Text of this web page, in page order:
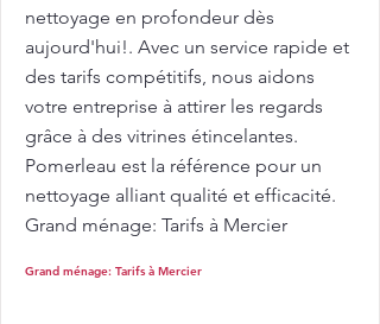
nettoyage en profondeur dès
aujourd'hui!. Avec un service rapide et
des tarifs compétitifs, nous aidons
votre entreprise à attirer les regards
grâce à des vitrines étincelantes.
Pomerleau est la référence pour un
nettoyage alliant qualité et efficacité.
Grand ménage: Tarifs à Mercier
Grand ménage: Tarifs à Mercier